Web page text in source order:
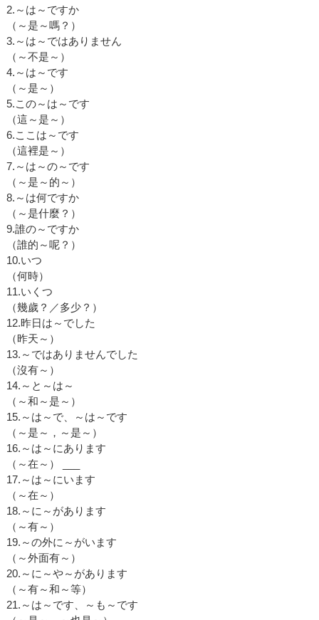
2.～は～ですか
（～是～嗎？）
3.～は～ではありません
（～不是～）
4.～は～です
（～是～）
5.この～は～です
（這～是～）
6.ここは～です
（這裡是～）
7.～は～の～です
（～是～的～）
8.～は何ですか
（～是什麼？）
9.誰の～ですか
（誰的～呢？）
10.いつ
（何時）
11.いくつ
（幾歲？／多少？）
12.昨日は～でした
（昨天～）
13.～ではありませんでした
（沒有～）
14.～と～は～
（～和～是～）
15.～は～で、～は～です
（～是～，～是～）
16.～は～にあります
（～在～） ___
17.～は～にいます
（～在～）
18.～に～があります
（～有～）
19.～の外に～がいます
（～外面有～）
20.～に～や～があります
（～有～和～等）
21.～は～です、～も～です